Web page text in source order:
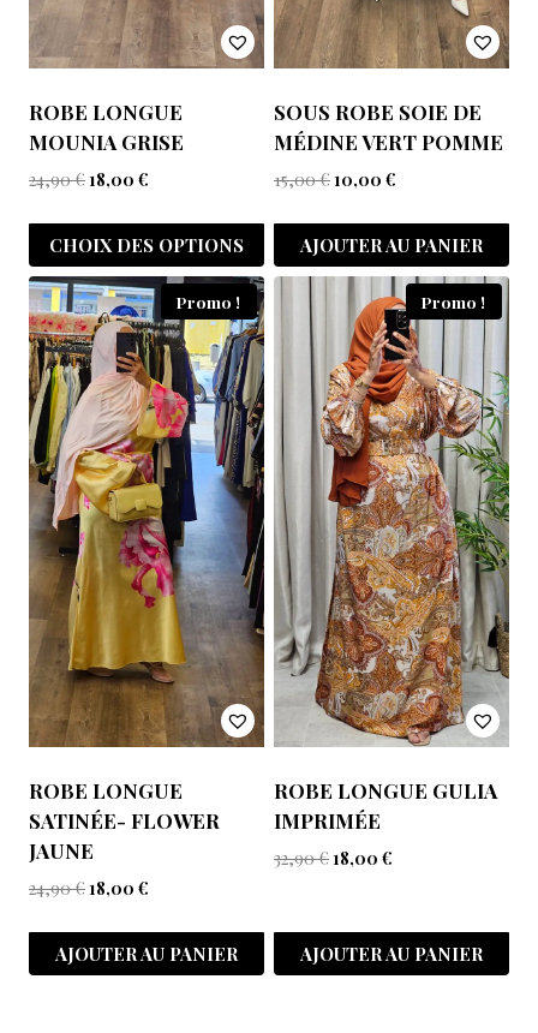
ROBE LONGUE
MOUNIA GRISE
24,90€18,00 €
CHOIX DES OPTIONS
SOUS ROBE SOIE DE
MÉDINE VERT POMME
15,00€10,00 €
AJOUTER AU PANIER
Promo !
ROBE LONGUE
SATINÉE- FLOWER
JAUNE
24,90€18,00 €
AJOUTER AU PANIER
Promo !
ROBE LONGUE GULIA
IMPRIMÉE
32,90€18,00 €
AJOUTER AU PANIER